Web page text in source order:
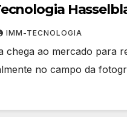
IMM-TECNOLOGIA
chega ao mercado para
no campo da